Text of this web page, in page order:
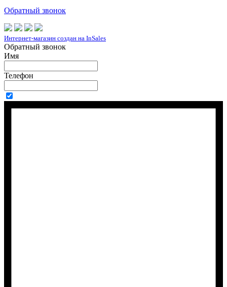
Обратный звонок
Интернет-магазин создан на InSales
Обратный звонок
Имя
Телефон